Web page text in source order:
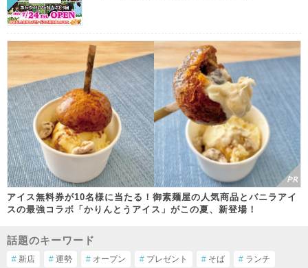
アイス無料券が10名様に当たる！御素麺屋の人気商品とバニラアイ
スの最強コラボ「かりんとうアイス」がこの夏、新登場！
話題のキーワード
# 新店 # 運勢 # オープン # プレゼント # そば # ランチ